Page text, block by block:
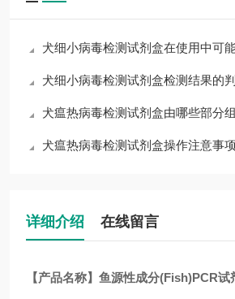
犬细小病毒检测试剂盒在使用中可能
犬细小病毒检测试剂盒检测结果的
犬瘟热病毒检测试剂盒由哪些部分
犬瘟热病毒检测试剂盒操作注意事项
详细介绍 在线留言
【产品名称】鱼源性成分(Fish)PCR试